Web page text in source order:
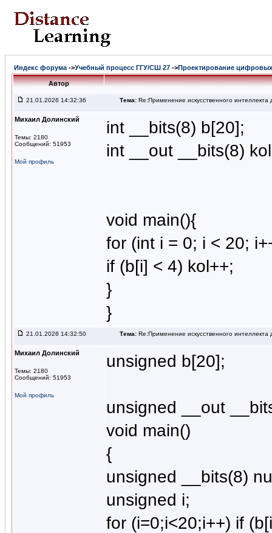
Индекс форума ->Учебный процесс ГГУ/СШ 27 ->Проектирование
Автор
21.01.2026 14:32:36 Тема: Re:Применение искусственного
Михаил Долинский
Темы: 2180
Сообщений: 51953
Мой профиль
int __bits(8) b[20];
int __out __bits(8)
void main(){
for (int i = 0; i < 20;
if (b[i] < 4) kol++;
}
}
21.01.2026 14:32:50 Тема: Re:Применение искусственного
Михаил Долинский
Темы: 2180
Сообщений: 51953
Мой профиль
unsigned b[20];
unsigned __out
void main()
{
unsigned __bits(8)
unsigned i;
for (i=0;i<20;i++) if